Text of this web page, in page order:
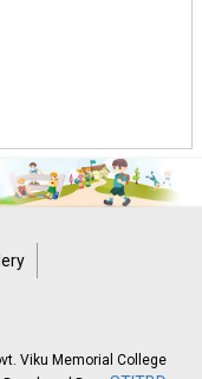
Viku Memorial College